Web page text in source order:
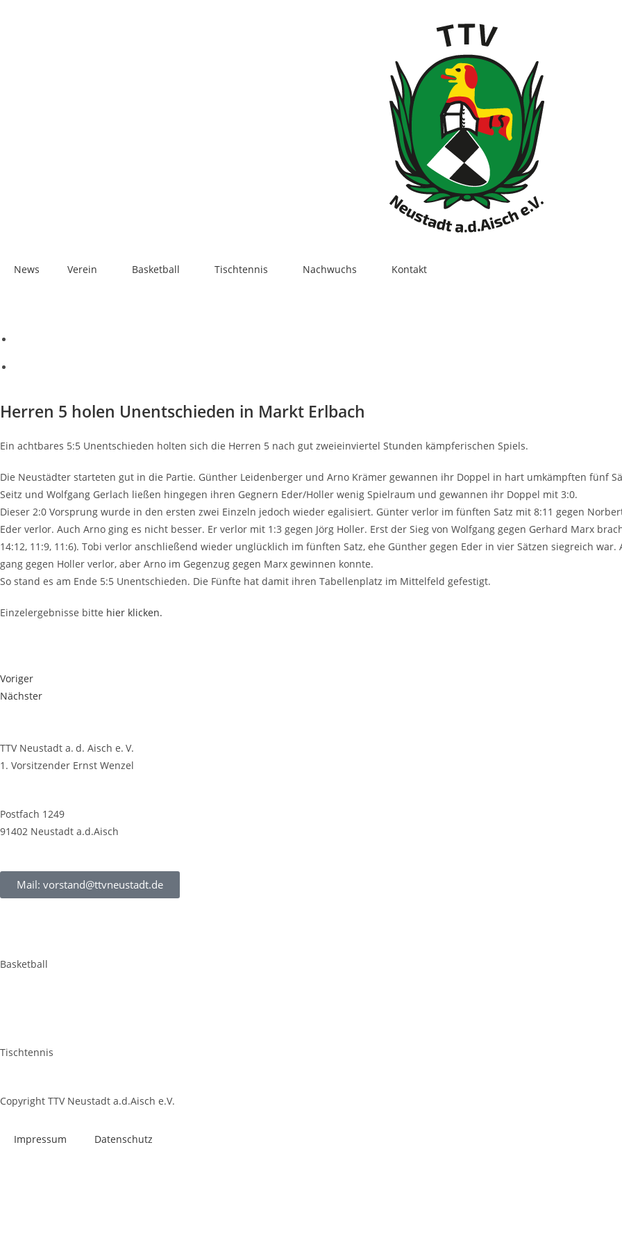
News Ver­ein Bas­ket­ball Tisch­ten­nis Nach­wuchs Kon­takt
Her­ren 5 holen Unent­schie­den in Markt Erlbach
Ein acht­ba­res 5:5 Unent­schie­den hol­ten sich die Her­ren 5 nach gut zwei­ein­vier­tel Stun­den kämp­fe­ri­schen Spiels.
Die Neu­städ­ter star­te­ten gut in die Par­tie. Gün­ther Lei­den­ber­ger und Arno Krä­mer gewan­nen ihr Dop­pel in hart umkämpf­ten fünf
Seitz und Wolf­gang Ger­lach lie­ßen hin­ge­gen ihren Geg­nern Eder/Holler wenig Spiel­raum und gewan­nen ihr Dop­pel mit 3:0.
Die­ser 2:0 Vor­sprung wur­de in den ers­ten zwei Ein­zeln jedoch wie­der ega­li­siert. Gün­ter ver­lor im fünf­ten Satz mit 8:11 gegen
Eder ver­lor. Auch Arno ging es nicht bes­ser. Er ver­lor mit 1:3 gegen Jörg Hol­ler. Erst der Sieg von Wolf­gang gegen Ger­hard Marx
14:12, 11:9, 11:6). Tobi ver­lor anschlie­ßend wie­der unglück­lich im fünf­ten Satz, ehe Gün­ther gegen Eder in vier Sät­zen sieg­reich
gang gegen Hol­ler ver­lor, aber Arno im Gegen­zug gegen Marx gewin­nen konn­te.
So stand es am Ende 5:5 Unent­schie­den. Die Fünf­te hat damit ihren Tabel­len­platz im Mit­tel­feld gefestigt.
Ein­zel­er­geb­nis­se bit­te hier kli­cken.
Voriger
Nächster
TTV Neustadt a. d. Aisch e. V.
1. Vorsitzender Ernst Wenzel
Postfach 1249
91402 Neustadt a.d.Aisch
Mail: vorstand@ttvneustadt.de
Basketball
Tischtennis
Copyright TTV Neustadt a.d.Aisch e.V.
Impres­sum Daten­schutz